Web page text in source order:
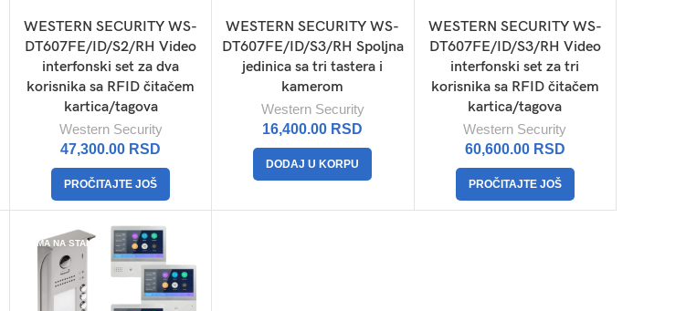
WESTERN SECURITY WS-
DT607FE/ID/S2/RH Video
interfonski set za dva
korisnika sa RFID čitačem
kartica/tagova
Western Security
47,300.00 RSD
PROČITAJTE JOŠ
WESTERN SECURITY WS-
DT607FE/ID/S3/RH Spoljna
jedinica sa tri tastera i
kamerom
Western Security
16,400.00 RSD
DODAJ U KORPU
WESTERN SECURITY WS-
DT607FE/ID/S3/RH Video
interfonski set za tri
korisnika sa RFID čitačem
kartica/tagova
Western Security
60,600.00 RSD
PROČITAJTE JOŠ
NEMA NA STANJU